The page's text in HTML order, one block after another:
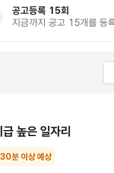
공고등록 15회
지금까지 공고 15개를 등
높은 일자리
분 이상 예상